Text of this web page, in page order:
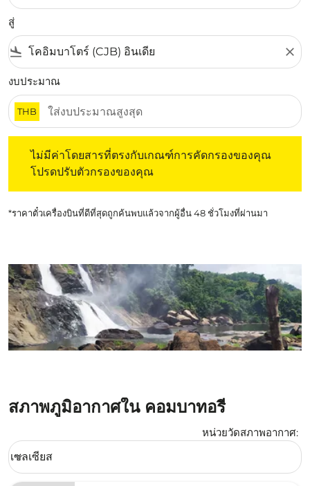
สู่
flight_land close
งบประมาณ
THB
ไม่มีค่าโดยสารที่ตรงกับเกณฑ์การคัดกรองของคุณ
โปรดปรับตัวกรองของคุณ
*ราคาตั๋วเครื่องบินที่ดีที่สุดถูกค้นพบแล้วจากผู้อื่น 48 ชั่วโมงที่ผ่านมา
สภาพภูมิอากาศใน คอมบาทอรี่
หน่วยวัดสภาพอากาศ:
Weather unit option เซลเซียส Selected
เซลเซียส
keyboard_arrow_down